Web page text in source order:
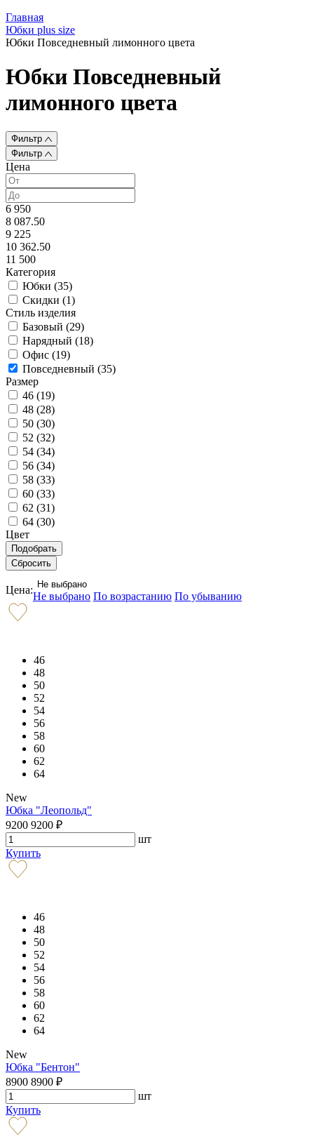
Главная
Юбки plus size
Юбки Повседневный лимонного цвета
Юбки Повседневный
лимонного цвета
Фильтр
Фильтр
Цена
6 950
8 087.50
9 225
10 362.50
11 500
Категория
Юбки (35)
Скидки (1)
Стиль изделия
Базовый (29)
Нарядный (18)
Офис (19)
Повседневный (35)
Размер
46 (19)
48 (28)
50 (30)
52 (32)
54 (34)
56 (34)
58 (33)
60 (33)
62 (31)
64 (30)
Цвет
Цена: Не выбрано
Не выбрано По возрастанию По убыванию
46
48
50
52
54
56
58
60
62
64
New
Юбка "Леопольд"
9200 9200 ₽
шт
Купить
46
48
50
52
54
56
58
60
62
64
New
Юбка "Бентон"
8900 8900 ₽
шт
Купить